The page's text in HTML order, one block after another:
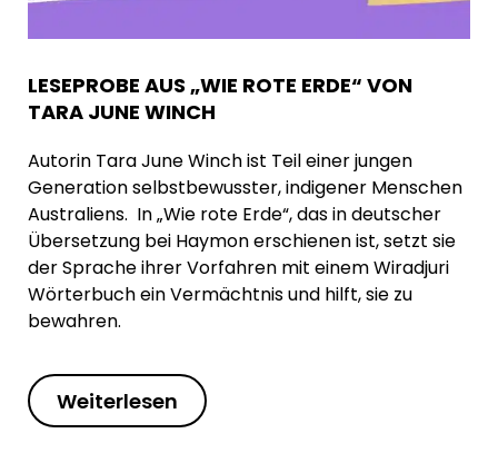
LESEPROBE AUS „WIE ROTE ERDE“ VON
TARA JUNE WINCH
Autorin Tara June Winch ist Teil einer jungen
Generation selbstbewusster, indigener Menschen
Australiens. ⁠ In „Wie rote Erde“, das in deutscher
Übersetzung bei Haymon erschienen ist, setzt sie
der Sprache ihrer Vorfahren mit einem Wiradjuri
Wörterbuch ein Vermächtnis und hilft, sie zu
bewahren.
Weiterlesen